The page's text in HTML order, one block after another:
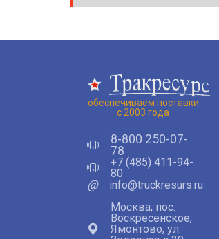
обеспечиваем поставки
с 2003 года
8-800 250-07-
78
+7 (485) 411-94-
80
@
info@truckresurs.ru
Москва, пос.
Воскресенское,
Ямонтово, ул.